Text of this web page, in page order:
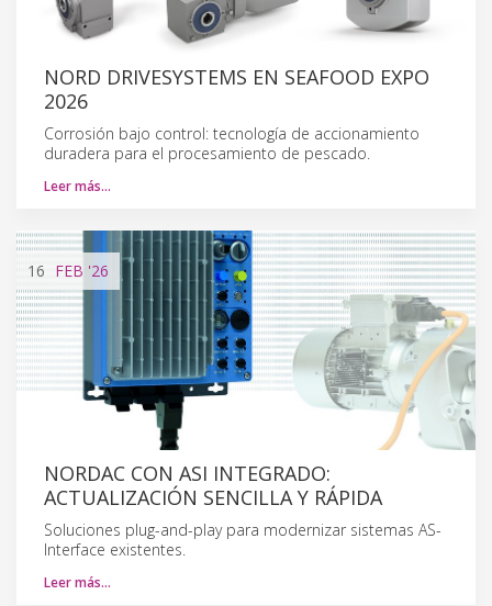
NORD DRIVESYSTEMS EN SEAFOOD EXPO
2026
Corrosión bajo control: tecnología de accionamiento
duradera para el procesamiento de pescado.
Leer más…
16 FEB '26
NORDAC CON ASI INTEGRADO:
ACTUALIZACIÓN SENCILLA Y RÁPIDA
Soluciones plug-and-play para modernizar sistemas AS-
Interface existentes.
Leer más…